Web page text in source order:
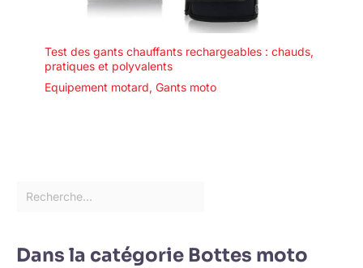
Test des gants chauffants rechargeables : chauds,
pratiques et polyvalents
Equipement motard, Gants moto
Dans la catégorie Bottes moto